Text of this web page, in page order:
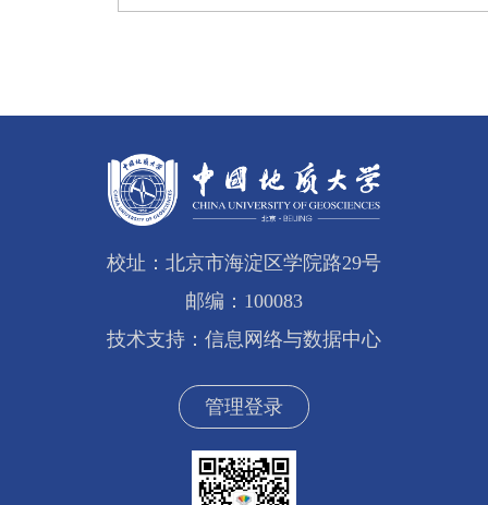
校址：北京市海淀区学院路29号
邮编：100083
技术支持：信息网络与数据中心
管理登录